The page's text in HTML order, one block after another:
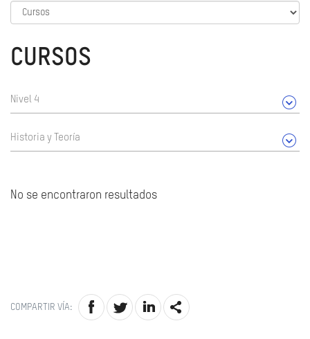
CURSOS
Nivel 4
Historia y Teoría
No se encontraron resultados
COMPARTIR VÍA: